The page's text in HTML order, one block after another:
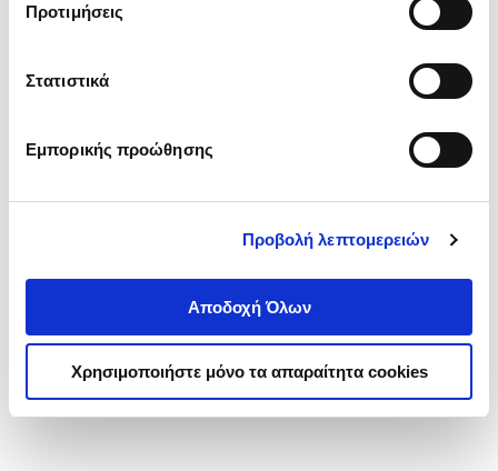
Προτιμήσεις
Στατιστικά
Εμπορικής προώθησης
Προβολή λεπτομερειών
Αποδοχή Όλων
Χρησιμοποιήστε μόνο τα απαραίτητα cookies